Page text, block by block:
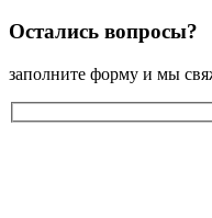
Остались вопросы?
заполните форму и мы